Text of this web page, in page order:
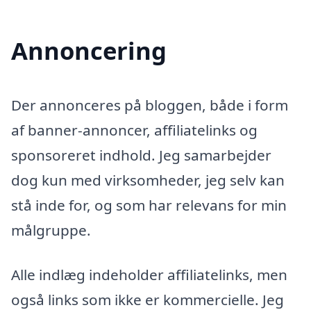
Annoncering
Der annonceres på bloggen, både i form
af banner-annoncer, affiliatelinks og
sponsoreret indhold. Jeg samarbejder
dog kun med virksomheder, jeg selv kan
stå inde for, og som har relevans for min
målgruppe.
Alle indlæg indeholder affiliatelinks, men
også links som ikke er kommercielle. Jeg